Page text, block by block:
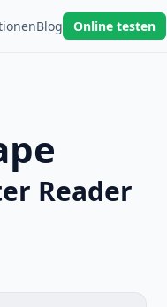
Blog Online testen
Reader